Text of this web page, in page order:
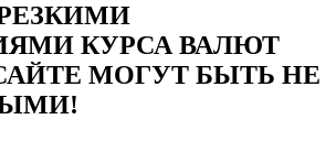
КУРСА ВАЛЮТ
МОГУТ БЫТЬ НЕ